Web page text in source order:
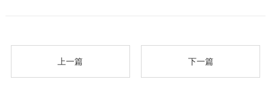
上一篇 下一篇